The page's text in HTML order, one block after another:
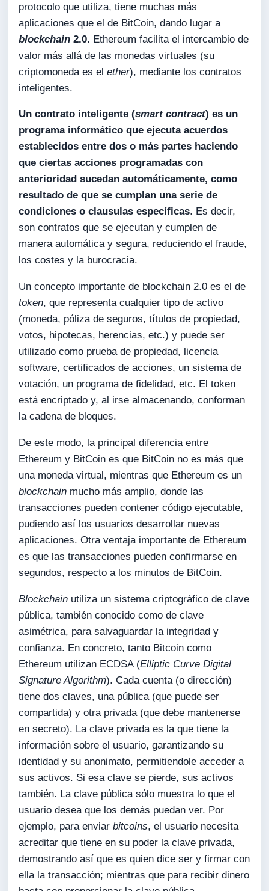
protocolo que utiliza, tiene muchas más
aplicaciones que el de BitCoin, dando lugar a
blockchain 2.0. Ethereum facilita el intercambio de
valor más allá de las monedas virtuales (su
criptomoneda es elether), mediante los contratos
inteligentes.
Un contrato inteligente (smart contract) es un
programa informático que ejecuta acuerdos
establecidos entre dos o más partes haciendo
que ciertas acciones programadas con
anterioridad sucedan automáticamente, como
resultado de que se cumplan una serie de
condiciones o clausulas específicas. Es decir,
son contratos que se ejecutan y cumplen de
manera automática y segura, reduciendo el fraude,
los costes y la burocracia.
Un concepto importante de blockchain 2.0 es el de
token, que representa cualquier tipo de activo
(moneda, póliza de seguros, títulos de propiedad,
votos, hipotecas, herencias, etc.) y puede ser
utilizado como prueba de propiedad, licencia
software, certificados de acciones, un sistema de
votación, un programa de fidelidad, etc. El token
está encriptado y, al irse almacenando, conforman
la cadena de bloques.
De este modo, la principal diferencia entre
Ethereum y BitCoin es que BitCoin no es más que
una moneda virtual, mientras que Ethereum es un
blockchain mucho más amplio, donde las
transacciones pueden contener código ejecutable,
pudiendo así los usuarios desarrollar nuevas
aplicaciones. Otra ventaja importante de Ethereum
es que las transacciones pueden confirmarse en
segundos, respecto a los minutos de BitCoin.
Blockchain utiliza un sistema criptográfico de clave
pública, también conocido como de clave
asimétrica, para salvaguardar la integridad y
confianza. En concreto, tanto Bitcoin como
Ethereum utilizan ECDSA (Elliptic Curve Digital
Signature Algorithm). Cada cuenta (o dirección)
tiene dos claves, una pública (que puede ser
compartida) y otra privada (que debe mantenerse
en secreto). La clave privada es la que tiene la
información sobre el usuario, garantizando su
identidad y su anonimato, permitiendole acceder a
sus activos. Si esa clave se pierde, sus activos
también. La clave pública sólo muestra lo que el
usuario desea que los demás puedan ver. Por
ejemplo, para enviarbitcoins, el usuario necesita
acreditar que tiene en su poder la clave privada,
demostrando así que es quien dice ser y firmar con
ella la transacción; mientras que para recibir dinero